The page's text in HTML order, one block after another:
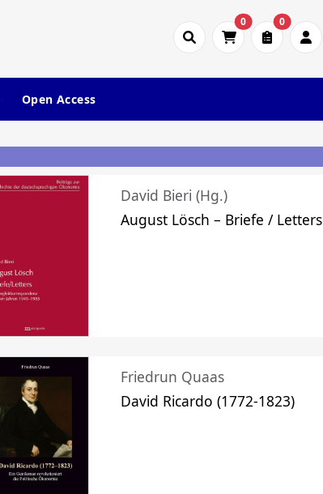
0 0
Open Access
David Bieri (Hg.)
August Lösch – Briefe / Letters
Friedrun Quaas
David Ricardo (1772-1823)